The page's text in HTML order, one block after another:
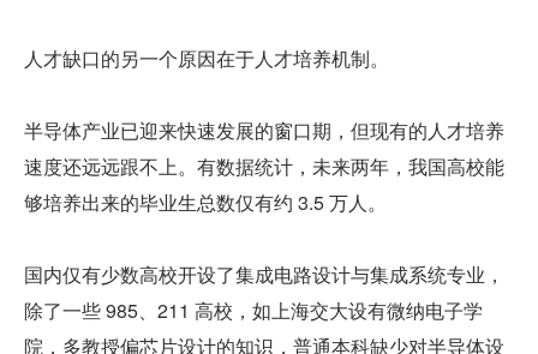
人才缺口的另一个原因在于人才培养机制。
半导体产业已迎来快速发展的窗口期，但现有的人才培养
速度还远远跟不上。有数据统计，未来两年，我国高校能
够培养出来的毕业生总数仅有约 3.5 万人。
国内仅有少数高校开设了集成电路设计与集成系统专业，
除了一些 985、211 高校，如上海交大设有微纳电子学
院，多教授偏芯片设计的知识，普通本科缺少对半导体设